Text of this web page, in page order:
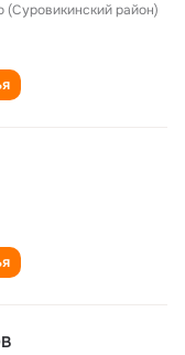
(Суровикинский район)